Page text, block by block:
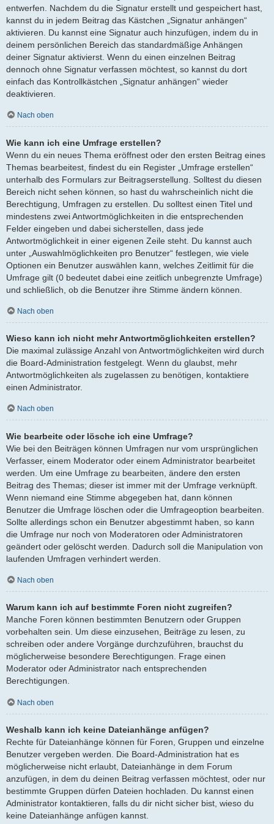
entwerfen. Nachdem du die Signatur erstellt und gespeichert hast,
kannst du in jedem Beitrag das Kästchen „Signatur anhängen“
aktivieren. Du kannst eine Signatur auch hinzufügen, indem du in
deinem persönlichen Bereich das standardmäßige Anhängen
deiner Signatur aktivierst. Wenn du einen einzelnen Beitrag
dennoch ohne Signatur verfassen möchtest, so kannst du dort
einfach das Kontrollkästchen „Signatur anhängen“ wieder
deaktivieren.
Nach oben
Wie kann ich eine Umfrage erstellen?
Wenn du ein neues Thema eröffnest oder den ersten Beitrag eines
Themas bearbeitest, findest du ein Register „Umfrage erstellen“
unterhalb des Formulars zur Beitragserstellung. Solltest du diesen
Bereich nicht sehen können, so hast du wahrscheinlich nicht die
Berechtigung, Umfragen zu erstellen. Du solltest einen Titel und
mindestens zwei Antwortmöglichkeiten in die entsprechenden
Felder eingeben und dabei sicherstellen, dass jede
Antwortmöglichkeit in einer eigenen Zeile steht. Du kannst auch
unter „Auswahlmöglichkeiten pro Benutzer“ festlegen, wie viele
Optionen ein Benutzer auswählen kann, welches Zeitlimit für die
Umfrage gilt (0 bedeutet dabei eine zeitlich unbegrenzte Umfrage)
und schließlich, ob die Benutzer ihre Stimme ändern können.
Nach oben
Wieso kann ich nicht mehr Antwortmöglichkeiten erstellen?
Die maximal zulässige Anzahl von Antwortmöglichkeiten wird durch
die Board-Administration festgelegt. Wenn du glaubst, mehr
Antwortmöglichkeiten als zugelassen zu benötigen, kontaktiere
einen Administrator.
Nach oben
Wie bearbeite oder lösche ich eine Umfrage?
Wie bei den Beiträgen können Umfragen nur vom ursprünglichen
Verfasser, einem Moderator oder einem Administrator bearbeitet
werden. Um eine Umfrage zu bearbeiten, ändere den ersten
Beitrag des Themas; dieser ist immer mit der Umfrage verknüpft.
Wenn niemand eine Stimme abgegeben hat, dann können
Benutzer die Umfrage löschen oder die Umfrageoption bearbeiten.
Sollte allerdings schon ein Benutzer abgestimmt haben, so kann
die Umfrage nur noch von Moderatoren oder Administratoren
geändert oder gelöscht werden. Dadurch soll die Manipulation von
laufenden Umfragen verhindert werden.
Nach oben
Warum kann ich auf bestimmte Foren nicht zugreifen?
Manche Foren können bestimmten Benutzern oder Gruppen
vorbehalten sein. Um diese einzusehen, Beiträge zu lesen, zu
schreiben oder andere Vorgänge durchzuführen, brauchst du
möglicherweise besondere Berechtigungen. Frage einen
Moderator oder Administrator nach entsprechenden
Berechtigungen.
Nach oben
Weshalb kann ich keine Dateianhänge anfügen?
Rechte für Dateianhänge können für Foren, Gruppen und einzelne
Benutzer vergeben werden. Die Board-Administration hat es
möglicherweise nicht erlaubt, Dateianhänge in dem Forum
anzufügen, in dem du deinen Beitrag verfassen möchtest, oder nur
bestimmte Gruppen dürfen Dateien hochladen. Du kannst einen
Administrator kontaktieren, falls du dir nicht sicher bist, wieso du
keine Dateianhänge anfügen kannst.